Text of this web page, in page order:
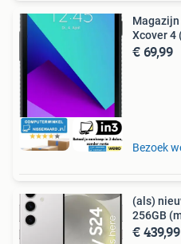
€ 69,99
Bezoek
(als)
256GB
€ 439,99